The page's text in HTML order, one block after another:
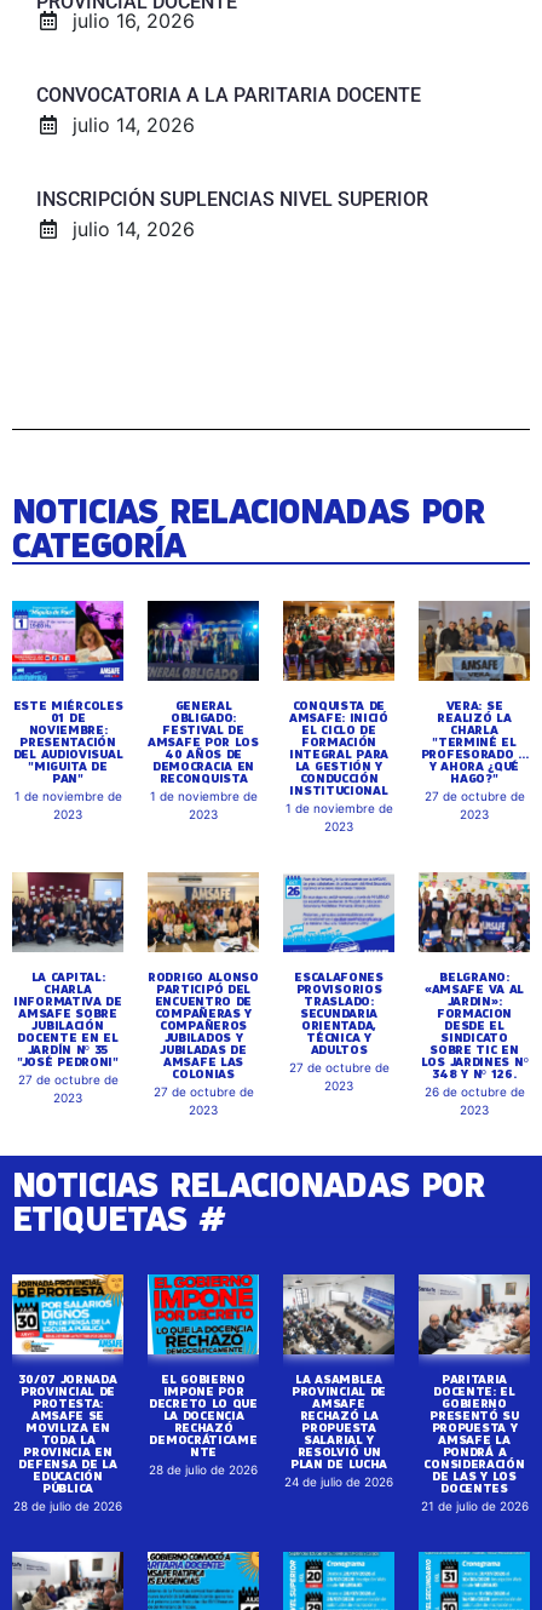
julio 16, 2026
CONVOCATORIA A LA PARITARIA DOCENTE
julio 14, 2026
INSCRIPCIÓN SUPLENCIAS NIVEL SUPERIOR
julio 14, 2026
NOTICIAS RELACIONADAS POR
CATEGORÍA
ESTE MIÉRCOLES
01 DE
NOVIEMBRE:
PRESENTACIÓN
DEL AUDIOVISUAL
"MIGUITA DE
PAN"
1 de noviembre de
2023
GENERAL
OBLIGADO:
FESTIVAL DE
AMSAFE POR LOS
40 AÑOS DE
DEMOCRACIA EN
RECONQUISTA
1 de noviembre de
2023
CONQUISTA DE
AMSAFE: INICIÓ
EL CICLO DE
FORMACIÓN
INTEGRAL PARA
LA GESTIÓN Y
CONDUCCIÓN
INSTITUCIONAL
1 de noviembre de
2023
VERA: SE
REALIZÓ LA
CHARLA
"TERMINÉ EL
PROFESORADO ...
Y AHORA ¿QUÉ
HAGO?"
27 de octubre de
2023
LA CAPITAL:
CHARLA
INFORMATIVA DE
AMSAFE SOBRE
JUBILACIÓN
DOCENTE EN EL
JARDÍN Nº 35
"JOSÉ PEDRONI"
27 de octubre de
2023
RODRIGO ALONSO
PARTICIPÓ DEL
ENCUENTRO DE
COMPAÑERAS Y
COMPAÑEROS
JUBILADOS Y
JUBILADAS DE
AMSAFE LAS
COLONIAS
27 de octubre de
2023
ESCALAFONES
PROVISORIOS
TRASLADO:
SECUNDARIA
ORIENTADA,
TÉCNICA Y
ADULTOS
27 de octubre de
2023
BELGRANO:
«AMSAFE VA AL
JARDIN»:
FORMACION
DESDE EL
SINDICATO
SOBRE TIC EN
LOS JARDINES Nº
348 Y Nº 126.
26 de octubre de
2023
NOTICIAS RELACIONADAS POR
ETIQUETAS #
30/07 JORNADA
PROVINCIAL DE
PROTESTA:
AMSAFE SE
MOVILIZA EN
TODA LA
PROVINCIA EN
DEFENSA DE LA
EDUCACIÓN
PÚBLICA
28 de julio de 2026
EL GOBIERNO
IMPONE POR
DECRETO LO QUE
LA DOCENCIA
RECHAZÓ
DEMOCRÁTICAME
NTE
28 de julio de 2026
LA ASAMBLEA
PROVINCIAL DE
AMSAFE
RECHAZÓ LA
PROPUESTA
SALARIAL Y
RESOLVIÓ UN
PLAN DE LUCHA
24 de julio de 2026
PARITARIA
DOCENTE: EL
GOBIERNO
PRESENTÓ SU
PROPUESTA Y
AMSAFE LA
PONDRÁ A
CONSIDERACIÓN
DE LAS Y LOS
DOCENTES
21 de julio de 2026